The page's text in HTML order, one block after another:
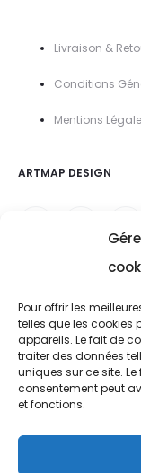
Pour offrir les
telles que les
appareils. Le fait de
traiter des données
uniques sur ce site.
consentement peut
et fonctions.
Livraison &
Conditions
Mentions Légal
ARTMAP DESIGN